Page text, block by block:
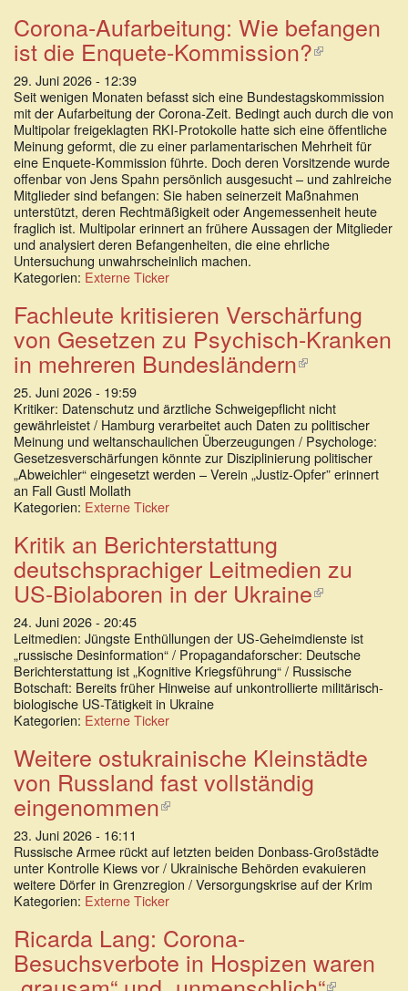
Corona-Aufarbeitung: Wie befangen
ist die Enquete-Kommission?(Link
extern)
29. Juni 2026 - 12:39
Seit wenigen Monaten befasst sich eine Bundestagskommission
mit der Aufarbeitung der Corona-Zeit. Bedingt auch durch die von
Multipolar freigeklagten RKI-Protokolle hatte sich eine öffentliche
Meinung geformt, die zu einer parlamentarischen Mehrheit für
eine Enquete-Kommission führte. Doch deren Vorsitzende wurde
offenbar von Jens Spahn persönlich ausgesucht – und zahlreiche
Mitglieder sind befangen: Sie haben seinerzeit Maßnahmen
unterstützt, deren Rechtmäßigkeit oder Angemessenheit heute
fraglich ist. Multipolar erinnert an frühere Aussagen der Mitglieder
und analysiert deren Befangenheiten, die eine ehrliche
Untersuchung unwahrscheinlich machen.
Kategorien: Externe Ticker
Fachleute kritisieren Verschärfung
von Gesetzen zu Psychisch-Kranken
in mehreren Bundesländern(Link
extern)
25. Juni 2026 - 19:59
Kritiker: Datenschutz und ärztliche Schweigepflicht nicht
gewährleistet / Hamburg verarbeitet auch Daten zu politischer
Meinung und weltanschaulichen Überzeugungen / Psychologe:
Gesetzesverschärfungen könnte zur Disziplinierung politischer
„Abweichler“ eingesetzt werden – Verein „Justiz-Opfer” erinnert
an Fall Gustl Mollath
Kategorien: Externe Ticker
Kritik an Berichterstattung
deutschsprachiger Leitmedien zu
US-Biolaboren in der Ukraine(Link
extern)
24. Juni 2026 - 20:45
Leitmedien: Jüngste Enthüllungen der US-Geheimdienste ist
„russische Desinformation“ / Propagandaforscher: Deutsche
Berichterstattung ist „Kognitive Kriegsführung“ / Russische
Botschaft: Bereits früher Hinweise auf unkontrollierte militärisch-
biologische US-Tätigkeit in Ukraine
Kategorien: Externe Ticker
Weitere ostukrainische Kleinstädte
von Russland fast vollständig
eingenommen(Link
extern)
23. Juni 2026 - 16:11
Russische Armee rückt auf letzten beiden Donbass-Großstädte
unter Kontrolle Kiews vor / Ukrainische Behörden evakuieren
weitere Dörfer in Grenzregion / Versorgungskrise auf der Krim
Kategorien: Externe Ticker
Ricarda Lang: Corona-
Besuchsverbote in Hospizen waren